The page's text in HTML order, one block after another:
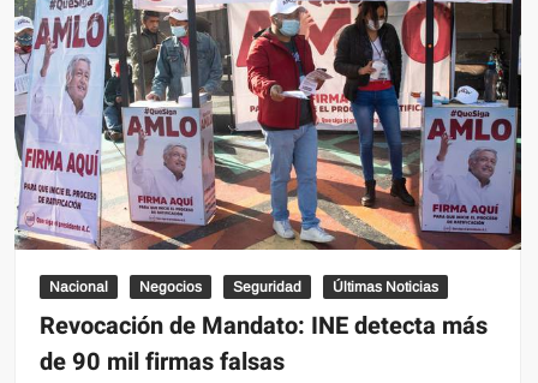
Nacional Negocios Seguridad Últimas Noticias
Revocación de Mandato: INE detecta más
de 90 mil firmas falsas